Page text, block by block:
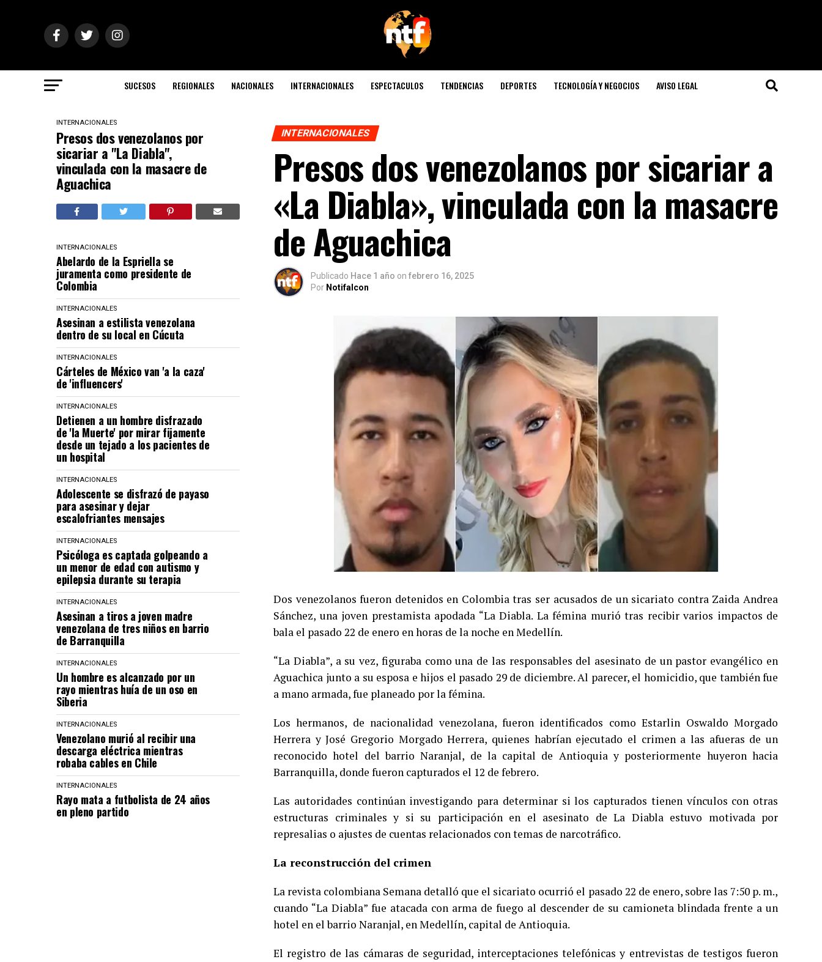
SUCESOS REGIONALES NACIONALES INTERNACIONALES ESPECTACULOS TENDENCIAS DEPORTES TECNOLOGÍA Y NEGOCIOS AVISO LEGAL
INTERNACIONALES
Presos dos venezolanos por
sicariar a "La Diabla",
vinculada con la masacre de
Aguachica
INTERNACIONALES
Abelardo de la Espriella se
juramenta como presidente de
Colombia
INTERNACIONALES
Asesinan a estilista venezolana
dentro de su local en Cúcuta
INTERNACIONALES
Cárteles de México van 'a la caza'
de 'influencers'
INTERNACIONALES
Detienen a un hombre disfrazado
de 'la Muerte' por mirar fijamente
desde un tejado a los pacientes de
un hospital
INTERNACIONALES
Adolescente se disfrazó de payaso
para asesinar y dejar
escalofriantes mensajes
INTERNACIONALES
Psicóloga es captada golpeando a
un menor de edad con autismo y
epilepsia durante su terapia
INTERNACIONALES
Asesinan a tiros a joven madre
venezolana de tres niños en barrio
de Barranquilla
INTERNACIONALES
Un hombre es alcanzado por un
rayo mientras huía de un oso en
Siberia
INTERNACIONALES
Venezolano murió al recibir una
descarga eléctrica mientras
robaba cables en Chile
INTERNACIONALES
Rayo mata a futbolista de 24 años
en pleno partido
INTERNACIONALES
Presos dos venezolanos por sicariar a
«La Diabla», vinculada con la masacre
de Aguachica
Publicado Hace 1 año on febrero 16, 2025
Por Notifalcon
Dos venezolanos fueron detenidos en Colombia tras ser acusados de un sicariato contra Zaida Andrea
Sánchez, una joven prestamista apodada “La Diabla. La fémina murió tras recibir varios impactos de
bala el pasado 22 de enero en horas de la noche en Medellín.
“La Diabla”, a su vez, figuraba como una de las responsables del asesinato de un pastor evangélico en
Aguachica junto a su esposa e hijos el pasado 29 de diciembre. Al parecer, el homicidio, que también fue
a mano armada, fue planeado por la fémina.
Los hermanos, de nacionalidad venezolana, fueron identificados como Estarlin Oswaldo Morgado
Herrera y José Gregorio Morgado Herrera, quienes habrían ejecutado el crimen a las afueras de un
reconocido hotel del barrio Naranjal, de la capital de Antioquia y posteriormente huyeron hacia
Barranquilla, donde fueron capturados el 12 de febrero.
Las autoridades continúan investigando para determinar si los capturados tienen vínculos con otras
estructuras criminales y si su participación en el asesinato de La Diabla estuvo motivada por
represalias o ajustes de cuentas relacionados con temas de narcotráfico.
La reconstrucción del crimen
La revista colombiana Semana detalló que el sicariato ocurrió el pasado 22 de enero, sobre las 7:50 p. m.,
cuando “La Diabla” fue atacada con arma de fuego al descender de su camioneta blindada frente a un
hotel en el barrio Naranjal, en Medellín, capital de Antioquia.
El registro de las cámaras de seguridad, interceptaciones telefónicas y entrevistas de testigos fueron